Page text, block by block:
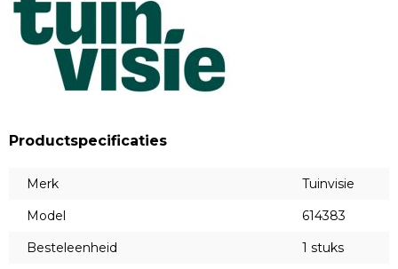
Productspecificaties
Merk
Tuinvisie
Model
614383
Besteleenheid
1 stuks